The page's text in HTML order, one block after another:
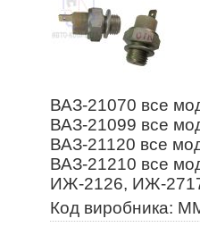
ВАЗ-21070 все
ВАЗ-21099 все
ВАЗ-21120 все
ВАЗ-21210 все
ИЖ-2126, ИЖ-
Код виробника: